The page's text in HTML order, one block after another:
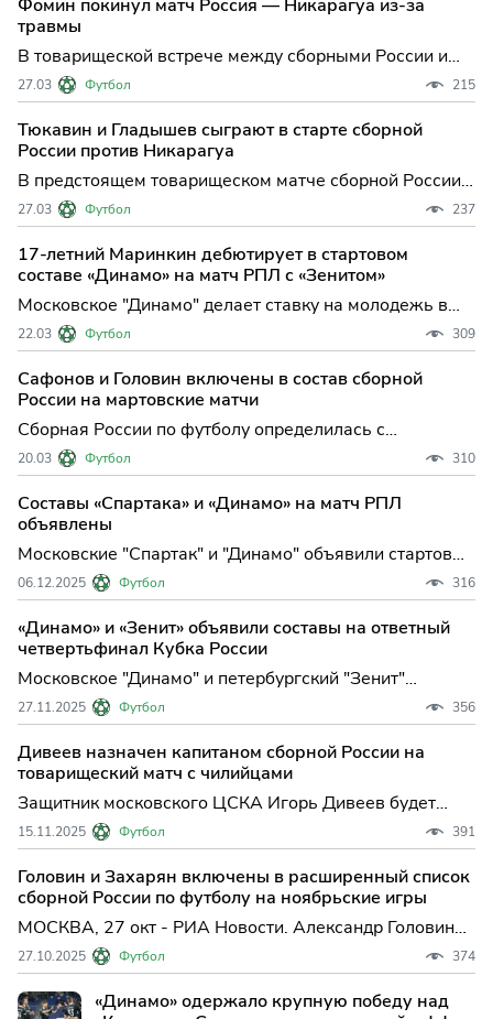
Никарагуа, пропустили сегодняшнюю тренировку на
"Газпром Арене" в Санкт-Петер
Фомин покинул матч Россия — Никарагуа из-за
травмы
В товарищеской встрече между сборными России и
Никарагуа, проходившей в Краснодаре, полузащитник
российской команды Даниил Фомин оказался в
центре неприятного эпизода — футболист получил
травму и был вынужден покинуть поле во втором
тайме. Этот момен
27.03 Футбол 215
Тюкавин и Гладышев сыграют в старте сборной
России против Никарагуа
В предстоящем товарищеском матче сборной России
по футболу против национальной команды Никарагуа
тренерский штаб во главе с Валерием Карпиным
сделал ставку на молодых атакующих игроков —
Ярослава Гладышева и Константина Тюкавина. Оба
футболиста появя
27.03 Футбол 237
17-летний Маринкин дебютирует в стартовом
составе «Динамо» на матч РПЛ с «Зенитом»
Московское "Динамо" делает ставку на молодежь в
ключевом матче 22-го тура Российской премьер-лиги:
17-летний полузащитник Тимофей Маринкин впервые
выходит в стартовом составе на встречу с
действующим чемпионом — петербургским "Зенитом".
Это решение т
22.03 Футбол 309
Сафонов и Головин включены в состав сборной
России на мартовские матчи
Сборная России по футболу определилась с
окончательным составом на предстоящие мартовские
товарищеские встречи против Никарагуа и Мали — в
числе приглашённых оказались полузащитник
"Монако" Александр Головин и голкипер "Пари Сен-
Жермен" Матвей Сафоно
20.03 Футбол 310
Составы «Спартака» и «Динамо» на матч РПЛ
объявлены
Московские "Спартак" и "Динамо" объявили стартовые
составы на матч 18-го тура чемпионата России по
футболу. Встреча Российской премьер-лиги (РПЛ)
пройдет в субботу на ста...
06.12.2025 Футбол 316
«Динамо» и «Зенит» объявили составы на ответный
четвертьфинал Кубка России
Московское "Динамо" и петербургский "Зенит"
объявили стартовые составы на ответный матч
четвертьфинала пути РПЛ Кубка России по футболу.
Встреча пройдет в четверг на дом...
27.11.2025 Футбол 356
Дивеев назначен капитаном сборной России на
товарищеский матч с чилийцами
Защитник московского ЦСКА Игорь Дивеев будет
капитаном сборной России в товарищеском матче
против команды Чили, сообщается в Telegram-канале
национальной команды. Сборна...
15.11.2025 Футбол 391
Головин и Захарян включены в расширенный список
сборной России по футболу на ноябрьские игры
МОСКВА, 27 окт - РИА Новости. Александр Головин
из "Монако" и Арсен Захарян из испанского "Реал
Сосьедад" включены в расширенный состав сборно...
27.10.2025 Футбол 374
«Динамо» одержало крупную победу над